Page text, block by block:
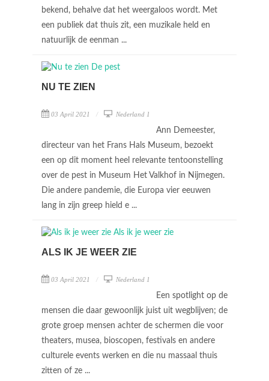
bekend, behalve dat het weergaloos wordt. Met
een publiek dat thuis zit, een muzikale held en
natuurlijk de eenman ...
NU TE ZIEN
03 April 2021 Nederland 1
Ann Demeester,
directeur van het Frans Hals Museum, bezoekt
een op dit moment heel relevante tentoonstelling
over de pest in Museum Het Valkhof in Nijmegen.
Die andere pandemie, die Europa vier eeuwen
lang in zijn greep hield e ...
ALS IK JE WEER ZIE
03 April 2021 Nederland 1
Een spotlight op de
mensen die daar gewoonlijk juist uit wegblijven; de
grote groep mensen achter de schermen die voor
theaters, musea, bioscopen, festivals en andere
culturele events werken en die nu massaal thuis
zitten of ze ...